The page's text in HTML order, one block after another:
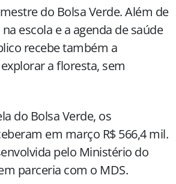
do Bolsa Verde. Além de
escola e a agenda de saúde
recebe também a
a floresta, sem
do Bolsa Verde, os
em março R$ 566,4 mil.
pelo Ministério do
parceria com o MDS.